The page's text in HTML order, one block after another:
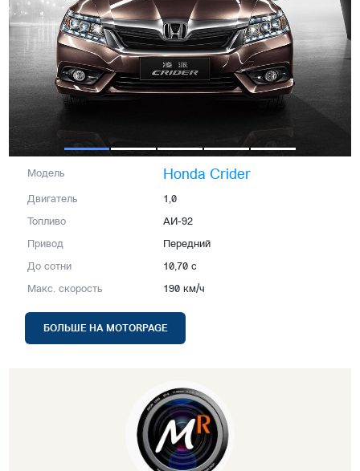
Модель Honda Crider
Двигатель 1,0
Топливо АИ-92
Привод Передний
До сотни 10,70 с
Макс. скорость 190 км/ч
БОЛЬШЕ НА MOTORPAGE